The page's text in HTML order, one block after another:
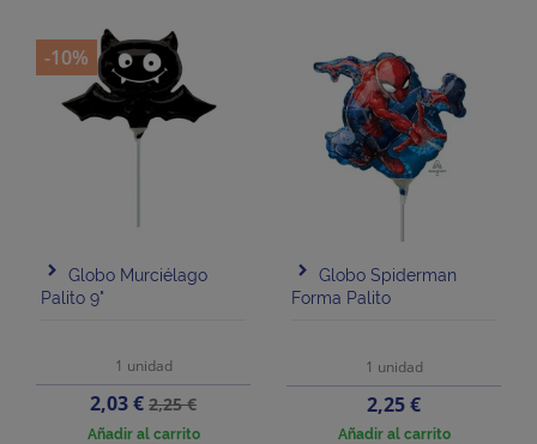
Globo Murciélago
Palito 9"
1 unidad
Precio
2,03 €Precio
base
2,25 €
Añadir al carrito
-10%
Globo Spiderman
Forma Palito
1 unidad
Precio
2,25 €
Añadir al carrito